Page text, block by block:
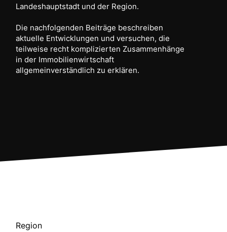
Landeshauptstadt und der Region.
Die nachfolgenden Beiträge beschreiben
aktuelle Entwicklungen und versuchen, die
teilweise recht komplizierten Zusammenhänge
in der Immobilienwirtschaft
allgemeinverständlich zu erklären.
Region